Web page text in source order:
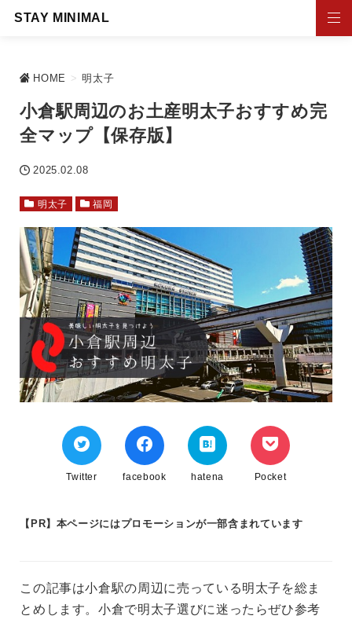
STAY MINIMAL
HOME > 明太子
小倉駅周辺のお土産明太子おすすめ完
全マップ【保存版】
2025.02.08
明太子 福岡
Twitter facebook hatena Pocket
【PR】本ページにはプロモーションが一部含まれています
この記事は小倉駅の周辺に売っている明太子を総ま
とめします。小倉で明太子選びに迷ったらぜひ参考